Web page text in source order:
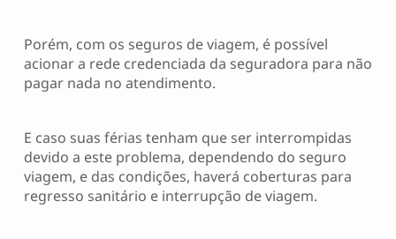
Porém, com os seguros de viagem, é possível
acionar a rede credenciada da seguradora para não
pagar nada no atendimento.
E caso suas férias tenham que ser interrompidas
devido a este problema, dependendo do seguro
viagem, e das condições, haverá coberturas para
regresso sanitário e interrupção de viagem.